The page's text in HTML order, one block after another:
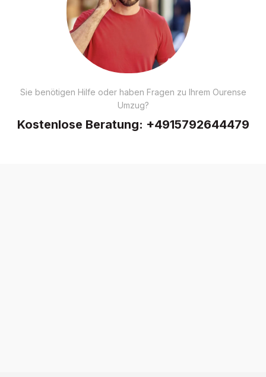
Sie benötigen Hilfe oder haben Fragen zu Ihrem Ourense
Umzug?
Kostenlose Beratung: +4915792644479